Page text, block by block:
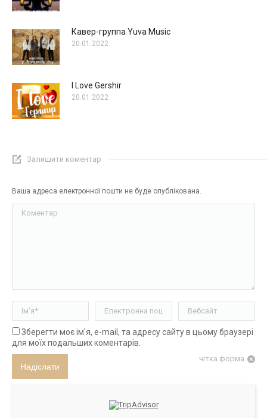
Кавер-группа Yuva Music
20.01.2022
I Love Gershir
20.01.2022
Залишити коментар
Ваша адреса електронної пошти не буде опублікована.
Коментар
Ім'я * Електронна пошта * Вебсайт
Зберегти моє ім'я, e-mail, та адресу сайту в цьому браузері
для моїх подальших коментарів.
чітка форма
Надіслати